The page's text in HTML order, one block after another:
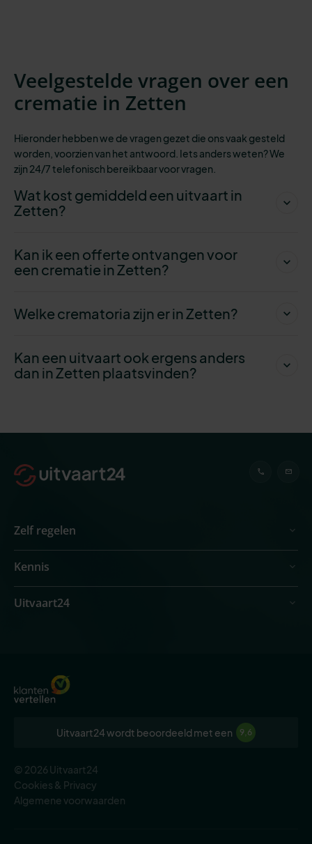
Veelgestelde vragen over een
crematie in Zetten
Hieronder hebben we de vragen gezet die ons vaak gesteld
worden, voorzien van het antwoord. Iets anders weten? We
zijn 24/7 telefonisch bereikbaarvoor vragen.
Wat kost gemiddeld een uitvaart in
Zetten?
Kan ik een offerte ontvangen voor
een crematie in Zetten?
Welke crematoria zijn er in Zetten?
Kan een uitvaart ook ergens anders
dan in Zetten plaatsvinden?
Zelf regelen
Kennis
Uitvaart24
Uitvaart24 wordt beoordeeld met een 9,6
© 2026 Uitvaart24
Cookies & Privacy
Algemene voorwaarden